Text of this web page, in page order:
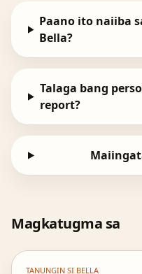
Paano ito naiiba
Bella?
Talaga bang
report?
Magkatugma sa
TANUNGIN SI BELLA